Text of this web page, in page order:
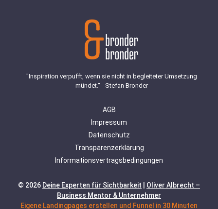
"Inspiration verpufft, wenn sie nicht in begleiteter Umsetzung
mündet.“ - Stefan Bronder
AGB
Impressum
Datenschutz
Transparenzerklärung
Informationsvertragsbedingungen
© 2026 Deine Experten für Sichtbarkeit
Oliver Albrecht –
Business Mentor & Unternehmer
Eigene Landingpages erstellen und Funnel in 30 Minuten